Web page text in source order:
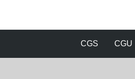
CGS CGU